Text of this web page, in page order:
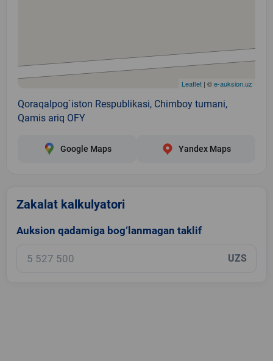
Leaflet | ©e-auksion.uz
Qoraqalpog`iston Respublikasi, Chimboy tumani,
Qamis ariq OFY
Google Maps Yandex Maps
Zakalat kalkulyatori
Auksion qadamiga bog‘lanmagan taklif
UZS